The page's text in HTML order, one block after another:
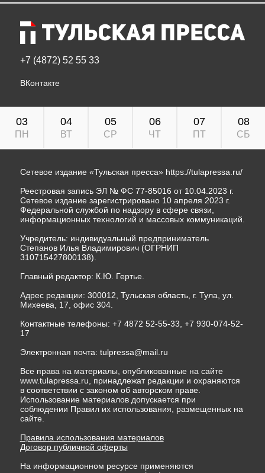
+7 (4872) 52 55 33
ВКонтакте
03
ПН
04
ВТ
05
СР
06
ЧТ
07
ПТ
08
СБ
Сетевое издание «Тульская пресса» https://tulapressa.ru/
Реестровая запись ЭЛ № ФС 77-85016 от 10.04.2023 г.
Сетевое издание зарегистрировано 10 апреля 2023 г.
Федеральной службой по надзору в сфере связи,
информационных технологий и массовых коммуникаций.
Учредитель: индивидуальный предприниматель
Степанов Илья Владимирович (ОГРНИП
310715427800138).
Главный редактор: К.Ю. Гертье.
Адрес редакции: 300012, Тульская область, г. Тула, ул.
Михеева, 17, офис 304.
Контактные телефоны: +7 4872 52-55-33, +7 930-074-52-
17
Электронная почта: tulpressa@mail.ru
Все права на материалы, опубликованные на сайте
www.tulapressa.ru, принадлежат редакции и охраняются
в соответствии с законом об авторском праве.
Использование материалов допускается при
соблюдении Правил их использования, размещенных на
сайте.
Правила использования материалов
Договор публичной оферты
На информационном ресурсе применяются